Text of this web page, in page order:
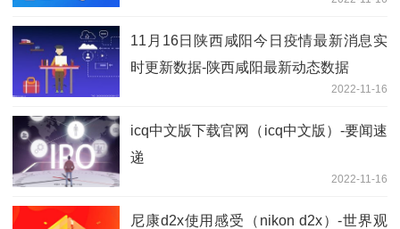
11月16日陕西咸阳今日疫情最新消息实
时更新数据-陕西咸阳最新动态数据
2022-11-16
icq中文版下载官网（icq中文版）-要闻速
递
2022-11-16
尼康d2x使用感受（nikon d2x）-世界观